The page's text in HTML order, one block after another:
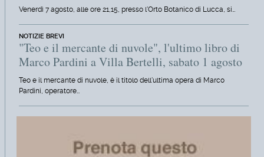
Venerdì 7 agosto, alle ore 21,15, presso l'Orto Botanico di Lucca, si…
NOTIZIE BREVI
"Teo e il mercante di nuvole", l'ultimo libro di
Marco Pardini a Villa Bertelli, sabato 1 agosto
Teo e il mercante di nuvole, è il titolo dell'ultima opera di Marco
Pardini, operatore…